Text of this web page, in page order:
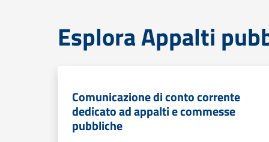
Esplora Appalti
Comunicazione di conto corrente
dedicato ad appalti e commesse
pubbliche